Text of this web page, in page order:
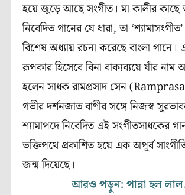
হয়ে জুড়ে আছে সংগীত। মা কালীর কাছে
নিবেদিত গানের যে ধারা, তা
বিশেষ অধ‍্যায় রচনা করেছে বাংলা গানে।
রূপকার হিসেবে বিনা বাক‍্যব‍্যয়ে যাঁর নাম
হলেন সাধক রামপ্রসাদ সেন
গভীর দর্শনজাত বাণীর সঙ্গে নিজস্ব
শ‍্যামাপদে নিবেদিত এই সংগীতসাধকের
ভক্তিপথে প্রকাশিত হয়ে এক অপূর্ব
জন্ম দিয়েছে।
আরও পড়ুন: পান্না হল